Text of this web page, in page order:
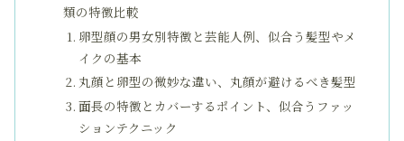
類の特徴比較
卵型顔の男女別特徴と芸能人例、似合う髪型やメ
イクの基本
丸顔と卵型の微妙な違い、丸顔が避けるべき髪型
面長の特徴とカバーするポイント、似合うファッ
ションテクニック